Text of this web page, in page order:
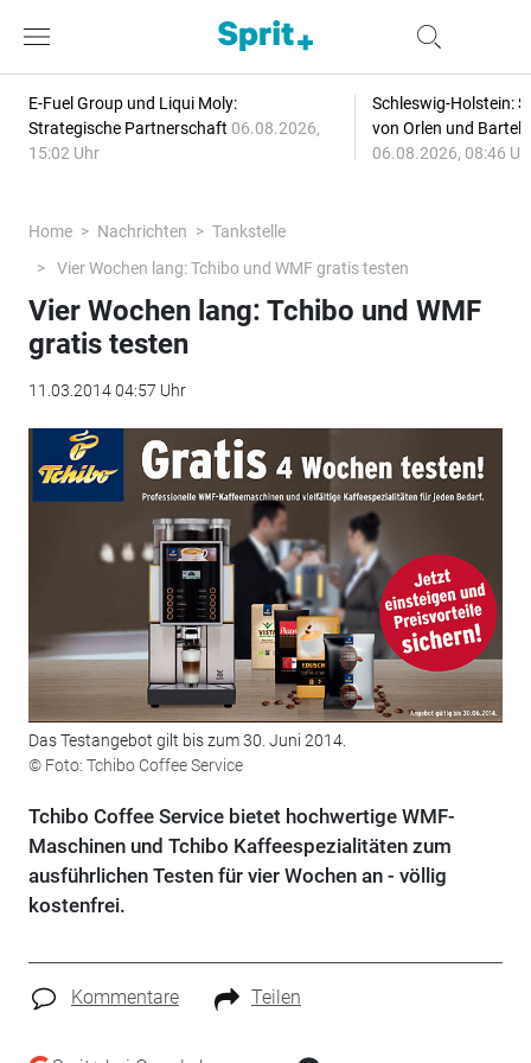
E-Fuel Group und Liqui Moly:
Strategische Partnerschaft 06.08.2026,
15:02 Uhr
Schleswig-Holstein:
von Orlen und
06.08.2026, 08:46
Home Nachrichten
Tankstelle
Vier Wochen lang: Tchibo und WMF gratis testen
Vier Wochen lang: Tchibo und WMF
gratis testen
11.03.2014 04:57 Uhr
Das Testangebot gilt bis zum 30. Juni 2014.
© Foto: Tchibo Coffee Service
Tchibo Coffee Service bietet hochwertige WMF-
Maschinen und Tchibo Kaffeespezialitäten zum
ausführlichen Testen für vier Wochen an - völlig
kostenfrei.
Kommentare Teilen